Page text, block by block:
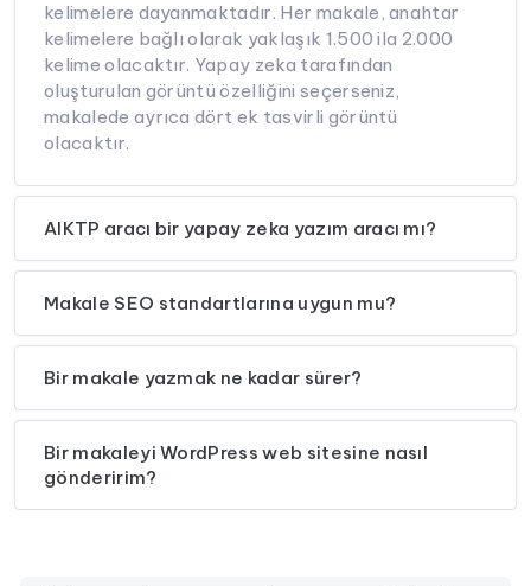
kelimelere dayanmaktadır. Her makale, anahtar
kelimelere bağlı olarak yaklaşık 1.500 ila 2.000
kelime olacaktır. Yapay zeka tarafından
oluşturulan görüntü özelliğini seçerseniz,
makalede ayrıca dört ek tasvirli görüntü
olacaktır.
AIKTP aracı bir yapay zeka yazım aracı mı?
Makale SEO standartlarına uygun mu?
Bir makale yazmak ne kadar sürer?
Bir makaleyi WordPress web sitesine nasıl
gönderirim?